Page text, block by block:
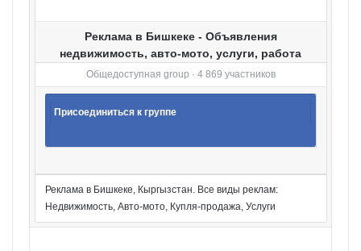
Реклама в Бишкеке - Объявления
недвижимость, авто-мото, услуги, работа
Общедоступная group · 4 869 участников
Присоединиться к группе
Реклама в Бишкеке, Кыргызстан. Все виды реклам:
Недвижимость, Авто-мото, Купля-продажа, Услуги